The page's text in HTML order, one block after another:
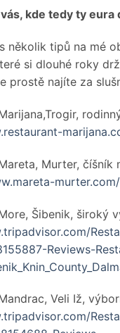
kde tedy ty
několik tipů na mé
si dlouhé roky
prostě najíte za
Murter, číšník
murter.com/
Šibenik, široký
Reviews-
Veli Iž,